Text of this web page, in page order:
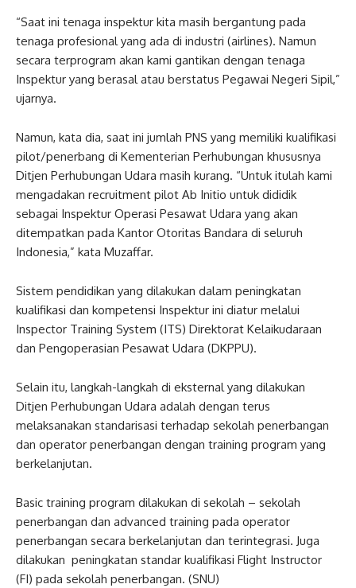
“Saat ini tenaga inspektur kita masih bergantung pada
tenaga profesional yang ada di industri (airlines). Namun
secara terprogram akan kami gantikan dengan tenaga
Inspektur yang berasal atau berstatus Pegawai Negeri Sipil,”
ujarnya.
Namun, kata dia, saat ini jumlah PNS yang memiliki kualifikasi
pilot/penerbang di Kementerian Perhubungan khususnya
Ditjen Perhubungan Udara masih kurang. “Untuk itulah kami
mengadakan recruitment pilot Ab Initio untuk dididik
sebagai Inspektur Operasi Pesawat Udara yang akan
ditempatkan pada Kantor Otoritas Bandara di seluruh
Indonesia,” kata Muzaffar.
Sistem pendidikan yang dilakukan dalam peningkatan
kualifikasi dan kompetensi Inspektur ini diatur melalui
Inspector Training System (ITS) Direktorat Kelaikudaraan
dan Pengoperasian Pesawat Udara (DKPPU).
Selain itu, langkah-langkah di eksternal yang dilakukan
Ditjen Perhubungan Udara adalah dengan terus
melaksanakan standarisasi terhadap sekolah penerbangan
dan operator penerbangan dengan training program yang
berkelanjutan.
Basic training program dilakukan di sekolah – sekolah
penerbangan dan advanced training pada operator
penerbangan secara berkelanjutan dan terintegrasi. Juga
dilakukan peningkatan standar kualifikasi Flight Instructor
(FI) pada sekolah penerbangan. (SNU)